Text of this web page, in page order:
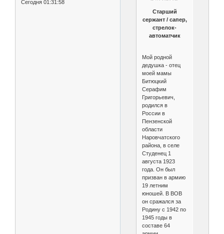
Сегодня 01:31:58
Старший
сержант / сапер,
стрелок-
автоматчик
Мой родной
дедушка - отец
моей мамы
Битюцкий
Серафим
Григорьевич,
родился в
России в
Пензенской
области
Наровчатского
района, в селе
Студенец 1
августа 1923
года. Он был
призван в армию
19 летним
юношей. В ВОВ
он сражался за
Родину с 1942 по
1945 годы в
составе 64